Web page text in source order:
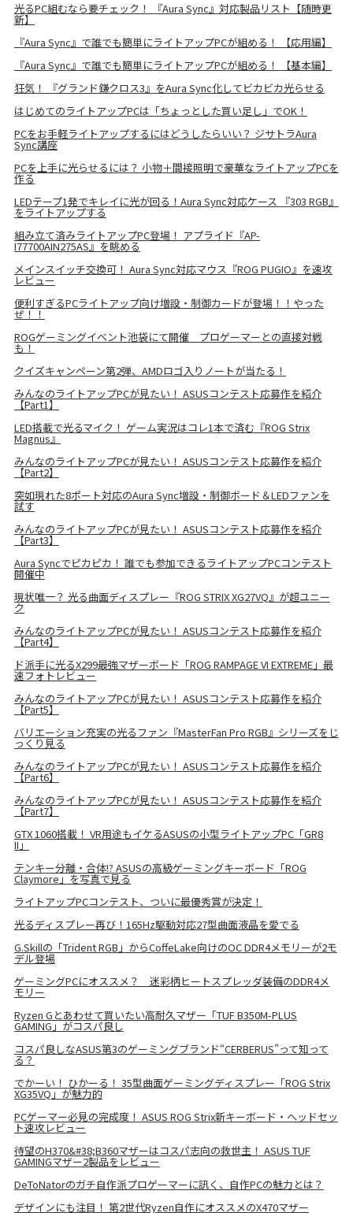
光るPC組むなら要チェック！ 『Aura Sync』対応製品リスト【随時更
新】
『Aura Sync』で誰でも簡単にライトアップPCが組める！ 【応用編】
『Aura Sync』で誰でも簡単にライトアップPCが組める！ 【基本編】
狂気！ 『グランド鎌クロス3』をAura Sync化してビカビカ光らせる
はじめてのライトアップPCは「ちょっとした買い足し」でOK！
PCをお手軽ライトアップするにはどうしたらいい？ ジサトラAura
Sync講座
PCを上手に光らせるには？ 小物＋間接照明で豪華なライトアップPCを
作る
LEDテープ1発でキレイに光が回る！Aura Sync対応ケース 『303 RGB』
をライトアップする
組み立て済みライトアップPC登場！ アプライド『AP-
I77700AIN275AS』を眺める
メインスイッチ交換可！ Aura Sync対応マウス『ROG PUGIO』を速攻
レビュー
便利すぎるPCライトアップ向け増設・制御カードが登場！！やった
ぜ！！
ROGゲーミングイベント池袋にて開催 プロゲーマーとの直接対戦
も！
クイズキャンペーン第2弾、AMDロゴ入りノートが当たる！
みんなのライトアップPCが見たい！ ASUSコンテスト応募作を紹介
【Part1】
LED搭載で光るマイク！ ゲーム実況はコレ1本で済む『ROG Strix
Magnus』
みんなのライトアップPCが見たい！ ASUSコンテスト応募作を紹介
【Part2】
突如現れた8ポート対応のAura Sync増設・制御ボード＆LEDファンを
試す
みんなのライトアップPCが見たい！ ASUSコンテスト応募作を紹介
【Part3】
Aura Syncでピカピカ！ 誰でも参加できるライトアップPCコンテスト
開催中
現状唯一？ 光る曲面ディスプレー『ROG STRIX XG27VQ』が超ユニー
ク
みんなのライトアップPCが見たい！ ASUSコンテスト応募作を紹介
【Part4】
ド派手に光るX299最強マザーボード「ROG RAMPAGE VI EXTREME」最
速フォトレビュー
みんなのライトアップPCが見たい！ ASUSコンテスト応募作を紹介
【Part5】
バリエーション充実の光るファン『MasterFan Pro RGB』シリーズをじ
っくり見る
みんなのライトアップPCが見たい！ ASUSコンテスト応募作を紹介
【Part6】
みんなのライトアップPCが見たい！ ASUSコンテスト応募作を紹介
【Part7】
GTX 1060搭載！ VR用途もイケるASUSの小型ライトアップPC「GR8
II」
テンキー分離・合体!? ASUSの高級ゲーミングキーボード「ROG
Claymore」を写真で見る
ライトアップPCコンテスト、ついに最優秀賞が決定！
光るディスプレー再び！165Hz駆動対応27型曲面液晶を愛でる
G.Skillの「Trident RGB」からCoffeLake向けのOC DDR4メモリーが2モ
デル登場
ゲーミングPCにオススメ？ 迷彩柄ヒートスプレッダ装備のDDR4メ
モリー
Ryzen Gとあわせて買いたい高耐久マザー「TUF B350M-PLUS
GAMING」がコスパ良し
コスパ良しなASUS第3のゲーミングブランド“CERBERUS”って知って
る？
でかーい！ ひかーる！ 35型曲面ゲーミングディスプレー「ROG Strix
XG35VQ」が魅力的
PCゲーマー必見の完成度！ ASUS ROG Strix新キーボード・ヘッドセッ
ト速攻レビュー
待望のH370&#38;B360マザーはコスパ志向の救世主！ ASUS TUF
GAMINGマザー2製品をレビュー
DeToNatorのガチ自作派プロゲーマーに訊く、自作PCの魅力とは？
デザインにも注目！ 第2世代Ryzen自作にオススメのX470マザー